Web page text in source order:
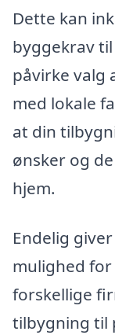
Dette kan
byggekrav
påvirke valg
med lokale
at din
ønsker og
hjem.
Endelig giver
mulighed
forskellige
tilbygning til